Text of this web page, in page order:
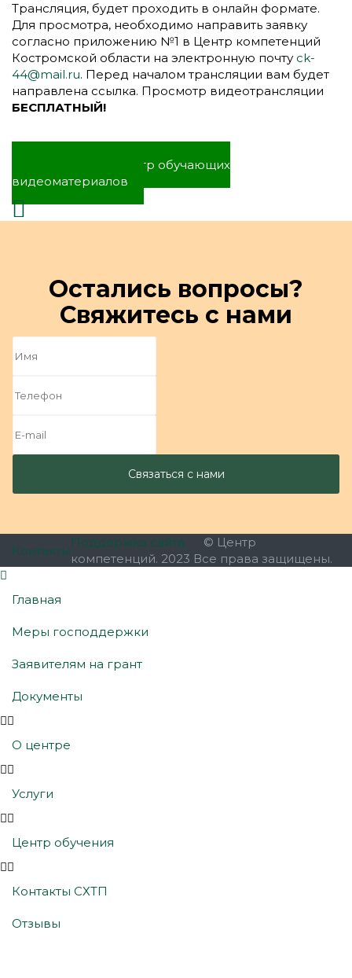
Трансляция, будет проходить в онлайн формате.
Для просмотра, необходимо направить заявку
согласно приложению №1 в Центр компетенций
Костромской области на электронную почту ck-
44@mail.ru. Перед началом трансляции вам будет
направлена ссылка. Просмотр видеотрансляции
БЕСПЛАТНЫЙ!
Заявка на просмотр обучающих
видеоматериалов
Остались вопросы?
Свяжитесь с нами
Поддержка сайта
© Центр
компетенций. 2023 Все права защищены.
Контакты
Главная
Меры господдержки
Заявителям на грант
Документы
О центре
Услуги
Центр обучения
Контакты СХТП
Отзывы